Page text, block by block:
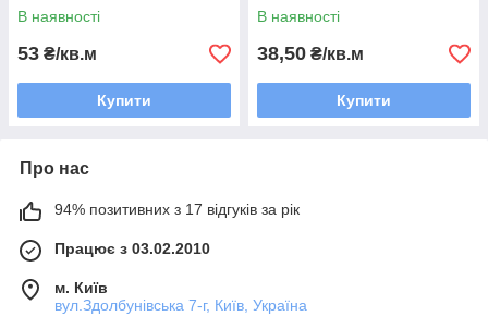
В наявності
53 ₴/кв.м
Купити
В наявності
38,50 ₴/кв.м
Купити
Про нас
94% позитивних з 17 відгуків за рік
Працює з 03.02.2010
м. Київ
вул.Здолбунівська 7-г, Київ, Україна